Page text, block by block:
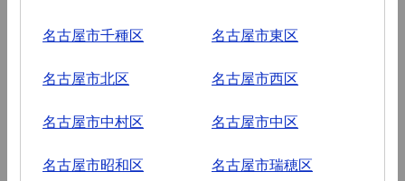
名古屋市千種区 名古屋市東区
名古屋市北区 名古屋市西区
名古屋市中村区 名古屋市中区
名古屋市昭和区 名古屋市瑞穂区